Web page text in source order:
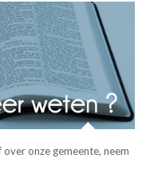
onze gemeente, neem